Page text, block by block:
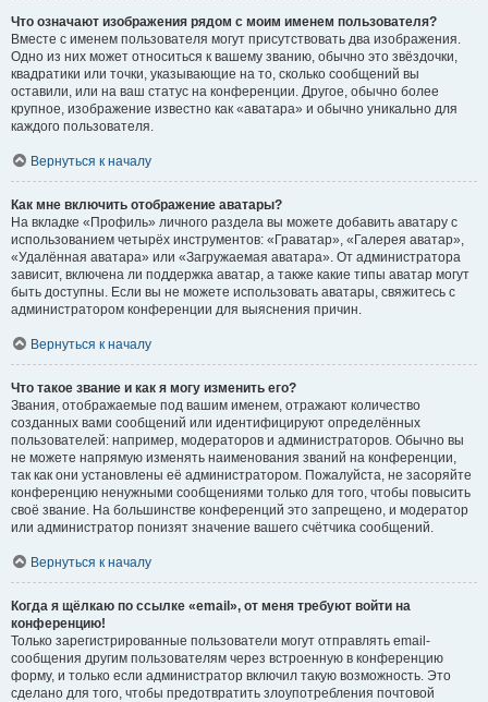
Что означают изображения рядом с моим именем пользователя?
Вместе с именем пользователя могут присутствовать два изображения.
Одно из них может относиться к вашему званию, обычно это звёздочки,
квадратики или точки, указывающие на то, сколько сообщений вы
оставили, или на ваш статус на конференции. Другое, обычно более
крупное, изображение известно как «аватара» и обычно уникально для
каждого пользователя.
Вернуться к началу
Как мне включить отображение аватары?
На вкладке «Профиль» личного раздела вы можете добавить аватару с
использованием четырёх инструментов: «Граватар», «Галерея аватар»,
«Удалённая аватара» или «Загружаемая аватара». От администратора
зависит, включена ли поддержка аватар, а также какие типы аватар могут
быть доступны. Если вы не можете использовать аватары, свяжитесь с
администратором конференции для выяснения причин.
Вернуться к началу
Что такое звание и как я могу изменить его?
Звания, отображаемые под вашим именем, отражают количество
созданных вами сообщений или идентифицируют определённых
пользователей: например, модераторов и администраторов. Обычно вы
не можете напрямую изменять наименования званий на конференции,
так как они установлены её администратором. Пожалуйста, не засоряйте
конференцию ненужными сообщениями только для того, чтобы повысить
своё звание. На большинстве конференций это запрещено, и модератор
или администратор понизят значение вашего счётчика сообщений.
Вернуться к началу
Когда я щёлкаю по ссылке «email», от меня требуют войти на
конференцию!
Только зарегистрированные пользователи могут отправлять email-
сообщения другим пользователям через встроенную в конференцию
форму, и только если администратор включил такую возможность. Это
сделано для того, чтобы предотвратить злоупотребления почтовой